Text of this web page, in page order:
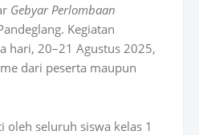
Gebyar Perlombaan
Kegiatan
hari, 20–21 Agustus 2025,
dari peserta maupun
oleh seluruh siswa kelas 1